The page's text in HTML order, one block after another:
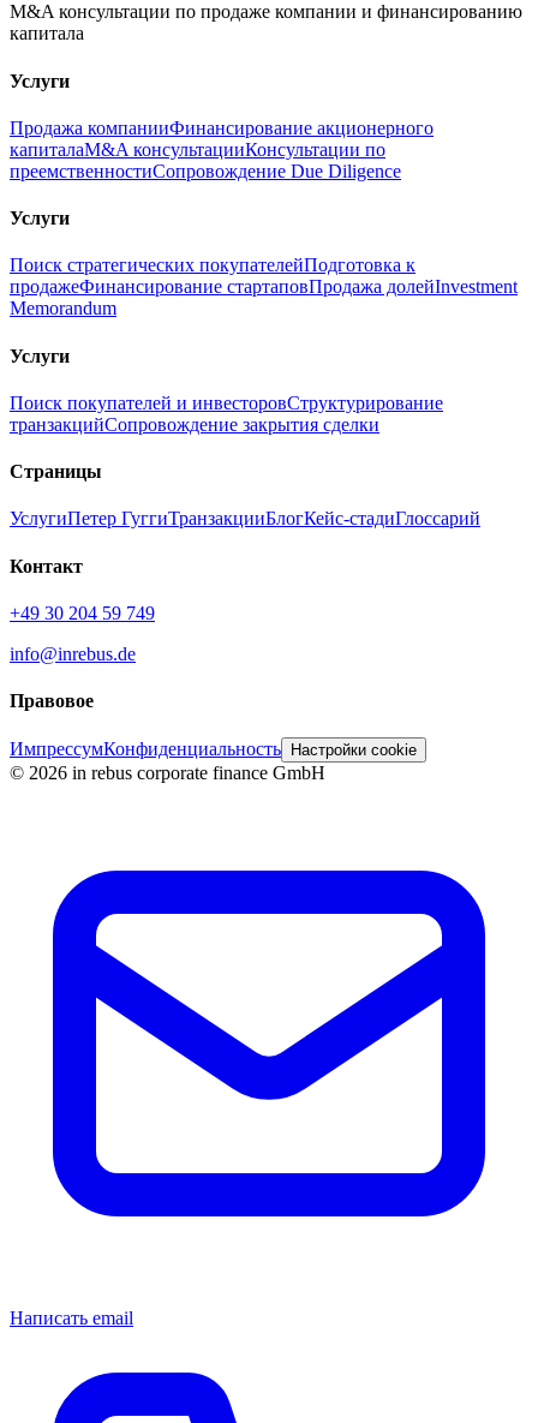
M&A консультации по продаже компании и финансированию
капитала
Услуги
Продажа компанииФинансирование акционерного
капиталаM&A консультацииКонсультации по
преемственностиСопровождение Due Diligence
Услуги
Поиск стратегических покупателейПодготовка к
продажеФинансирование стартаповПродажа долейInvestment
Memorandum
Услуги
Поиск покупателей и инвесторовСтруктурирование
транзакцийСопровождение закрытия сделки
Страницы
УслугиПетер ГуггиТранзакцииБлогКейс-стадиГлоссарий
Контакт
+49 30 204 59 749
info@inrebus.de
Правовое
ИмпрессумКонфиденциальность Настройки cookie
© 2026 in rebus corporate finance GmbH
Написать email